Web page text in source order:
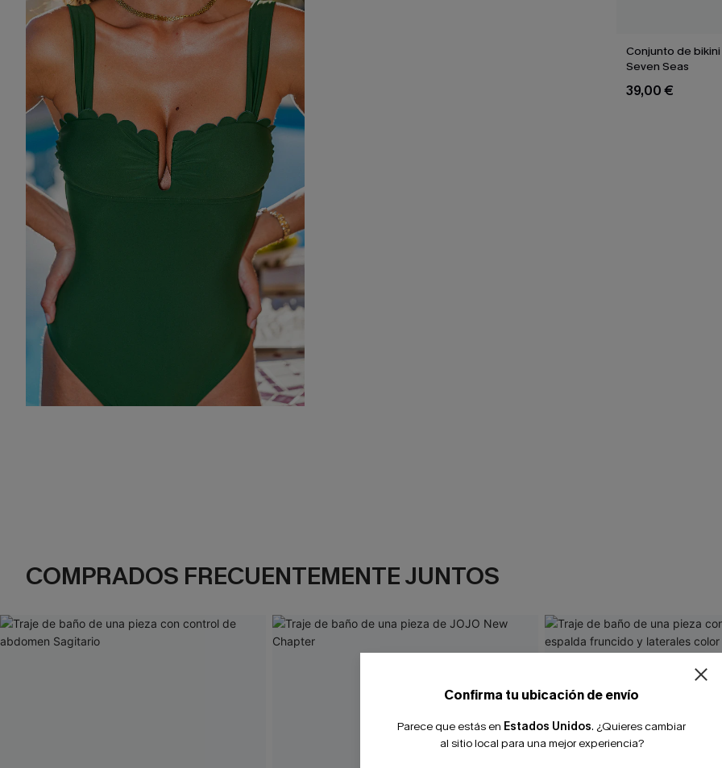
Conjunto de
Seven Seas
39,00 €
COMPRADOS FRECUENTEMENTE JUNTOS
Confirma tu ubicación de envío
Parece que estás en Estados Unidos. ¿Quieres cambiar
al sitio local para una mejor experiencia?